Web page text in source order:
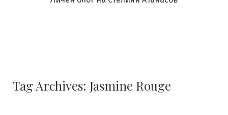
Tag Archives: Jasmine Rouge